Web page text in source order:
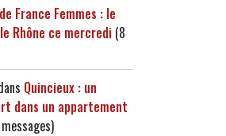
France Femmes : le
Rhône ce mercredi (8
Quincieux : un
dans un appartement